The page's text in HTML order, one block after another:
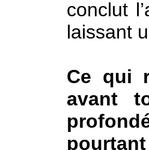
conclut
laissant
Ce qui
avant